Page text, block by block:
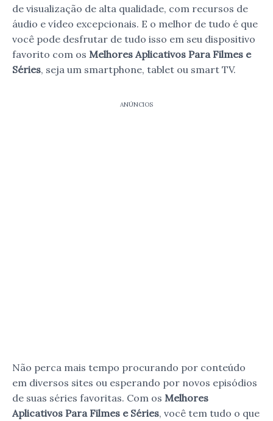
de visualização de alta qualidade, com recursos de
áudio e vídeo excepcionais. E o melhor de tudo é que
você pode desfrutar de tudo isso em seu dispositivo
favorito com os Melhores Aplicativos Para Filmes e
Séries, seja um smartphone, tablet ou smart TV.
ANÚNCIOS
Não perca mais tempo procurando por conteúdo
em diversos sites ou esperando por novos episódios
de suas séries favoritas. Com os Melhores
Aplicativos Para Filmes e Séries, você tem tudo o que